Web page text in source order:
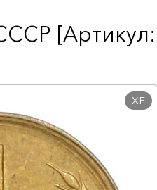
[Артикул:
XF